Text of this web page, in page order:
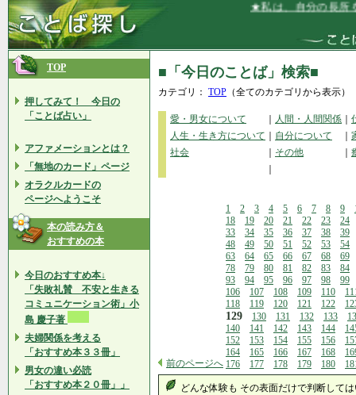
★私は、自分の長所をぐ
TOP
押してみて！ 今日の
「ことば占い」
アファメーションとは？
「無地のカード」ページ
オラクルカードの
ページへようこそ
本の読み方＆
おすすめの本
今日のおすすめ本↓
「失敗礼賛 不安と生きる
コミュニケーション術」小
島 慶子著
夫婦関係を考える
「おすすめ本３３冊」
男女の違い必読
「おすすめ本２０冊」」
■「今日のことば」検索■
カテゴリ： TOP （全てのカテゴリから表示）
愛・男女について 人間・人間関係
人生・生き方について
自分について
社会
その他
前のページへ
1 2 3 4 5 6 7 8 9
18
19 20 21 22 23
24
33
34 35 36 37 38
39
48
49 50 51 52 53
54
63
64 65 66 67 68
69
78
79 80 81 82 83
84
93
94 95 96 97 98
99
106
107 108 109 110
118
119 120 121 122
129 130 131 132 133
140
141 142 143 144
152
153 154 155 156
164
165 166 167 168
176
177 178 179 180
どんな体験も その表面だけで判断して